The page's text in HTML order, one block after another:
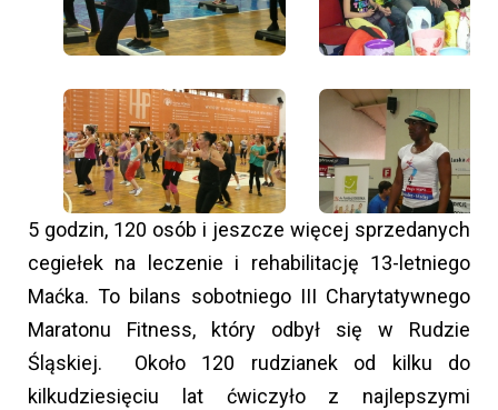
5 godzin, 120 osób i jeszcze więcej sprzedanych
cegiełek na leczenie i rehabilitację 13-letniego
Maćka. To bilans sobotniego III Charytatywnego
Maratonu Fitness, który odbył się w Rudzie
Śląskiej. Około 120 rudzianek od kilku do
kilkudziesięciu lat ćwiczyło z najlepszymi